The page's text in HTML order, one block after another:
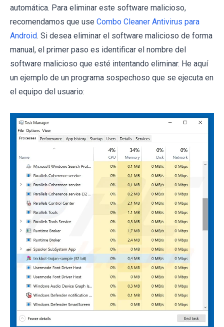
automática. Para eliminar este software malicioso,
recomendamos que use Combo Cleaner Antivirus para
Android. Si desea eliminar el software malicioso de forma
manual, el primer paso es identificar el nombre del
software malicioso que esté intentando eliminar. He aquí
un ejemplo de un programa sospechoso que se ejecuta en
el equipo del usuario: